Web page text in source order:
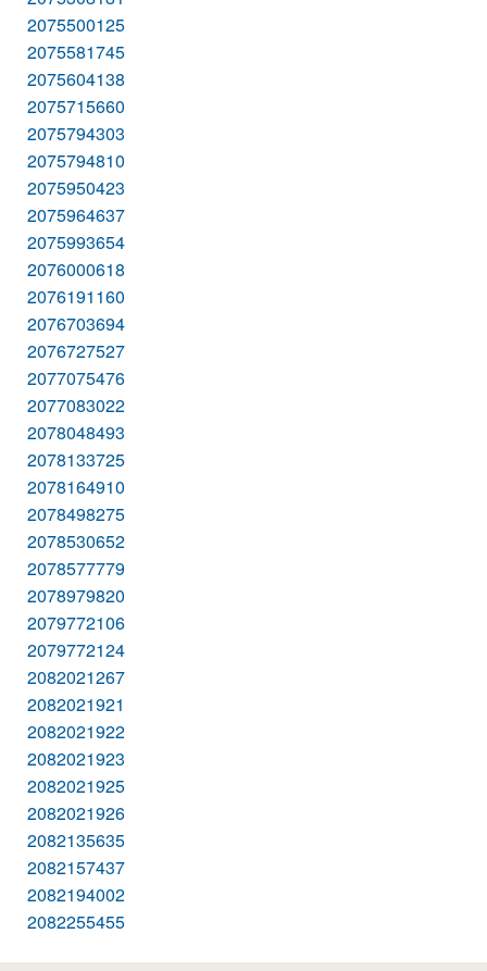
2075500125
2075581745
2075604138
2075715660
2075794303
2075794810
2075950423
2075964637
2075993654
2076000618
2076191160
2076703694
2076727527
2077075476
2077083022
2078048493
2078133725
2078164910
2078498275
2078530652
2078577779
2078979820
2079772106
2079772124
2082021267
2082021921
2082021922
2082021923
2082021925
2082021926
2082135635
2082157437
2082194002
2082255455